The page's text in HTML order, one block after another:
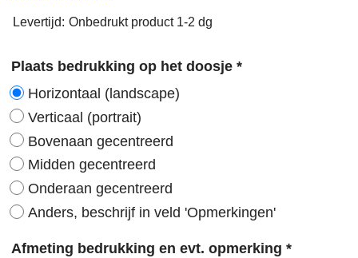
Levertijd: Onbedrukt product 1-2 dg
Plaats bedrukking op het doosje *
Horizontaal (landscape)
Verticaal (portrait)
Bovenaan gecentreerd
Midden gecentreerd
Onderaan gecentreerd
Anders, beschrijf in veld 'Opmerkingen'
Afmeting bedrukking en evt. opmerking *